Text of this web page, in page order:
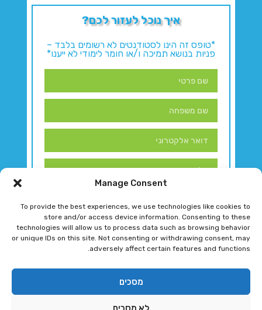
Manage Consent
To provide the best experiences, we use technologies like cookies to
store and/or access device information. Consenting to these
technologies will allow us to process data such as browsing behavior
or unique IDs on this site. Not consenting or withdrawing consent, may
adversely affect certain features and functions.
מסכים
איך נוכל לעזור לכם?
*טופס זה הינו לסטודנטים לא רשומים בלבד –
פניות בנושא תמיכה ו/או חומר לימודי לא ייענו*